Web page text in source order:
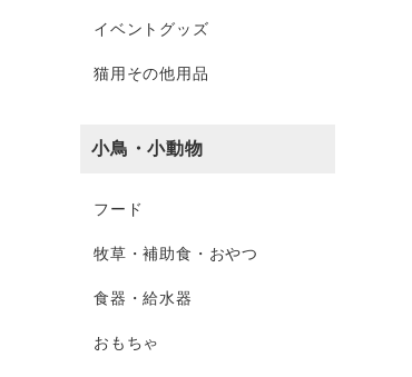
イベントグッズ
猫用その他用品
小鳥・小動物
フード
牧草・補助食・おやつ
食器・給水器
おもちゃ